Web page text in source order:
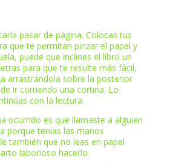
pasar de página. Colocas tus
que te permitan pinzar el papel y
puede que inclines el libro un
para que te resulte más fácil,
arrastrándola sobre la posterior
ir corriendo una cortina. Lo
con la lectura.
ocurrido es que llamaste a alguien
porque tenías las manos
también que no leas en papel
laborioso hacerlo.